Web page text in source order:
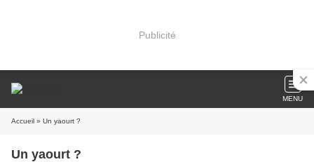
Publicité
MENU
Accueil » Un yaourt ?
Un yaourt ?